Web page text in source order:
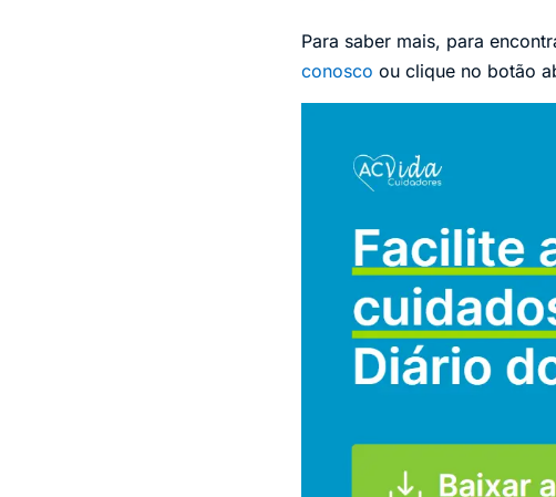
Para saber mais, para
conosco ou clique no botão